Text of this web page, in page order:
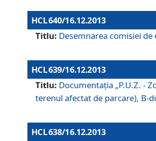
HCL 640/16.12.2013
Titlu: Desemnarea comisiei
HCL 639/16.12.2013
Titlu: Documentaţia „P.U.Z. -
terenul afectat de parcare), B-
HCL 638/16.12.2013